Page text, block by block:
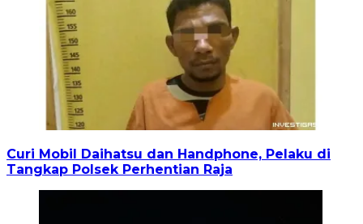
Curi Mobil Daihatsu dan Handphone, Pelaku di
Tangkap Polsek Perhentian Raja